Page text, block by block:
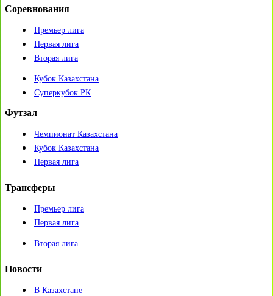
Соревнования
Премьер лига
Первая лига
Вторая лига
Кубок Казахстана
Суперкубок РК
Футзал
Чемпионат Казахстана
Кубок Казахстана
Первая лига
Трансферы
Премьер лига
Первая лига
Вторая лига
Новости
В Казахстане